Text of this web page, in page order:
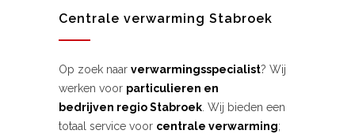
Centrale verwarming Stabroek
Op zoek naar verwarmingsspecialist? Wij
werken voor particulieren en
bedrijven regio Stabroek . Wij bieden een
totaal service voor centrale verwarming;